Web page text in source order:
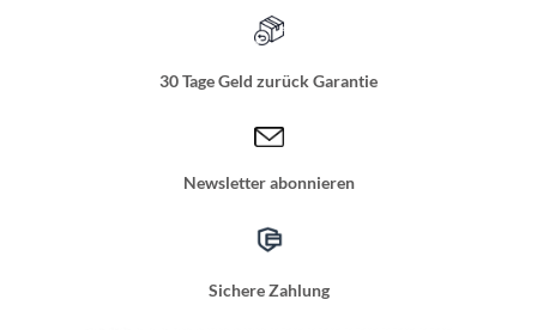
30 Tage Geld zurück Garantie
Newsletter abonnieren
Sichere Zahlung